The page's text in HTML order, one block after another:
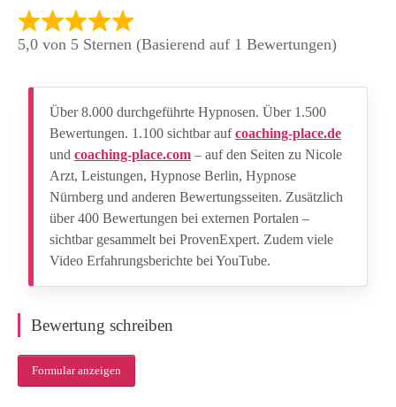
5,0 von 5 Sternen (Basierend auf 1 Bewertungen)
Über 8.000 durchgeführte Hypnosen. Über 1.500
Bewertungen. 1.100 sichtbar aufcoaching-place.de
und coaching-place.com – auf den Seiten zu Nicole
Arzt, Leistungen, Hypnose Berlin, Hypnose
Nürnberg und anderen Bewertungsseiten. Zusätzlich
über 400 Bewertungen bei externen Portalen –
sichtbar gesammelt bei ProvenExpert. Zudem viele
Video Erfahrungsberichte bei YouTube.
Bewertung schreiben
Formular anzeigen